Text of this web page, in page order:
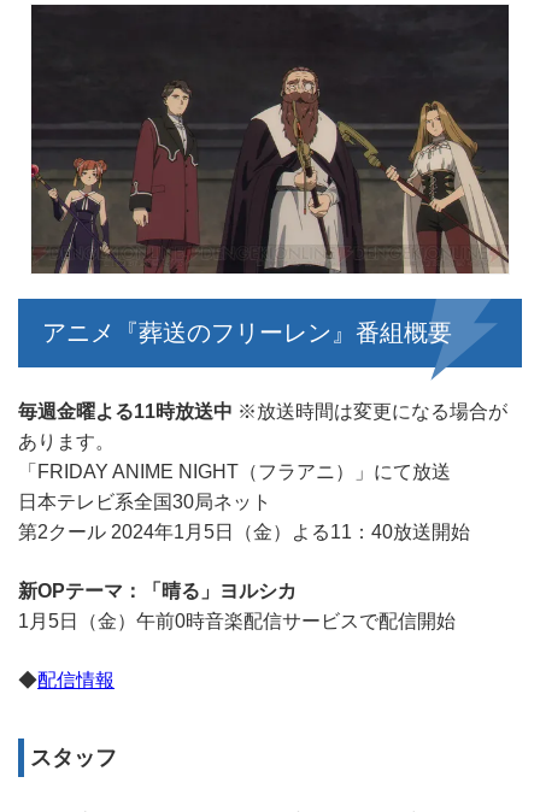
アニメ『葬送のフリーレン』番組概要
毎週金曜よる11時放送中 ※放送時間は変更になる場合が
あります。
「FRIDAY ANIME NIGHT（フラアニ）」にて放送
日本テレビ系全国30局ネット
第2クール 2024年1月5日（金）よる11：40放送開始
新OPテーマ：「晴る」ヨルシカ
1月5日（金）午前0時音楽配信サービスで配信開始
◆配信情報
スタッフ